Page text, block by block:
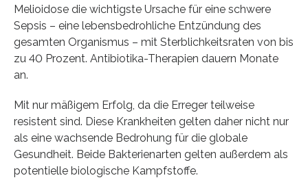
Melioidose die wichtigste Ursache für eine schwere
Sepsis – eine lebensbedrohliche Entzündung des
gesamten Organismus – mit Sterblichkeitsraten von bis
zu 40 Prozent. Antibiotika-Therapien dauern Monate
an.
Mit nur mäßigem Erfolg, da die Erreger teilweise
resistent sind. Diese Krankheiten gelten daher nicht nur
als eine wachsende Bedrohung für die globale
Gesundheit. Beide Bakterienarten gelten außerdem als
potentielle biologische Kampfstoffe.